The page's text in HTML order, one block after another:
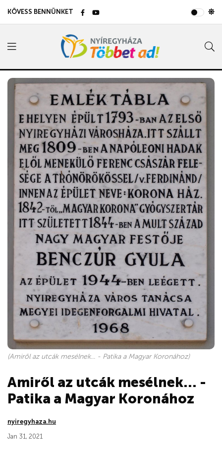
KÖVESS BENNÜNKET
(Amiről az utcák mesélnek... - Patika a Magyar Koronához)
Amiről az utcák mesélnek... -
Patika a Magyar Koronához
nyiregyhaza.hu
Jan 31, 2021